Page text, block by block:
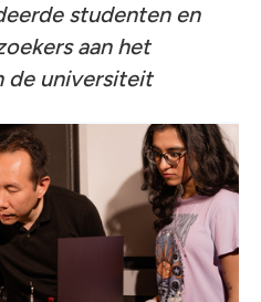
studenten en
aan het
de universiteit